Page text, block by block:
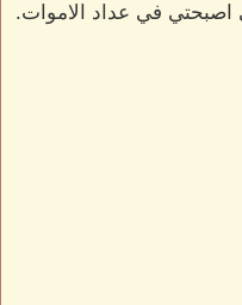
اصبحتي في عداد الاموات.